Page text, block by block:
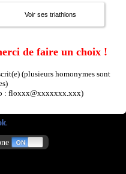
de faire un choix !
(plusieurs homonymes sont
: floxxx@xxxxxxx.xxx)